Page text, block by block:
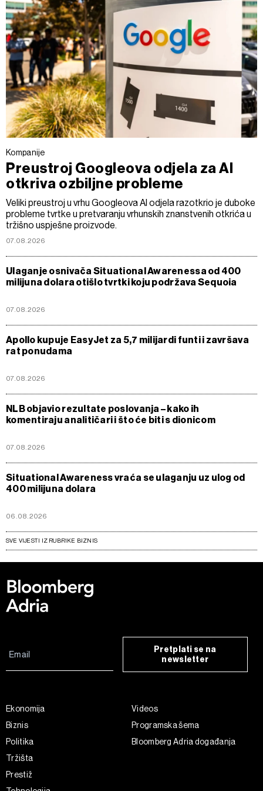
Kompanije
Preustroj Googleova odjela za AI
otkriva ozbiljne probleme
Veliki preustroj u vrhu Googleova AI odjela razotkrio je duboke
probleme tvrtke u pretvaranju vrhunskih znanstvenih otkrića u
tržišno uspješne proizvode.
07.08.2026
Ulaganje osnivača Situational Awarenessa od 400
milijuna dolara otišlo tvrtki koju podržava Sequoia
07.08.2026
Apollo kupuje EasyJet za 5,7 milijardi funti i završava
rat ponudama
07.08.2026
NLB objavio rezultate poslovanja – kako ih
komentiraju analitičari i što će biti s dionicom
07.08.2026
Situational Awareness vraća se ulaganju uz ulog od
400 milijuna dolara
06.08.2026
SVE VIJESTI IZ RUBRIKE BIZNIS
Pretplati se na
newsletter
Ekonomija
Biznis
Politika
Tržišta
Prestiž
Videos
Programska šema
Bloomberg Adria događanja